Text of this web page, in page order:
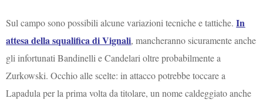
Sul campo sono possibili alcune variazioni tecniche e tattiche.In
attesa della squalifica di Vignali, mancheranno sicuramente anche
gli infortunati Bandinelli e Candelari oltre probabilmente a
Zurkowski. Occhio alle scelte: in attacco potrebbe toccare a
Lapadula per la prima volta da titolare, un nome caldeggiato anche